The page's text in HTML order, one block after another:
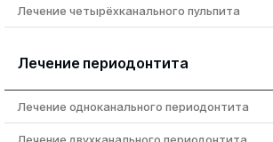
Лечение четырёхканального пульпита
Лечение периодонтита
Лечение одноканального периодонтита